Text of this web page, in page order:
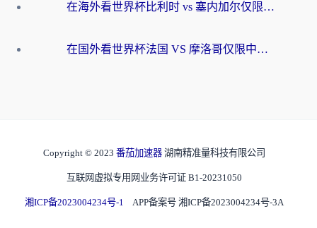
在海外看世界杯比利时 vs 塞内加尔仅限中国大陆？我找到了最流畅的中文解说之路
在国外看世界杯法国 VS 摩洛哥仅限中国大陆？海外党这样看中文解说赛事不卡顿
Copyright © 2023 番茄加速器 湖南精准量科技有限公司
互联网虚拟专用网业务许可证 B1-20231050
湘ICP备2023004234号-1 APP备案号 湘ICP备2023004234号-3A